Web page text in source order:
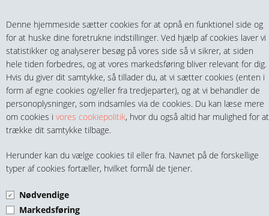
Denne hjemmeside sætter cookies for at opnå en funktionel side og
for at huske dine foretrukne indstillinger. Ved hjælp af cookies laver vi
statistikker og analyserer besøg på vores side så vi sikrer, at siden
hele tiden forbedres, og at vores markedsføring bliver relevant for dig.
Hvis du giver dit samtykke, så tillader du, at vi sætter cookies (enten i
form af egne cookies og/eller fra tredjeparter), og at vi behandler de
personoplysninger, som indsamles via de cookies. Du kan læse mere
om cookies i vores cookiepolitik, hvor du også altid har mulighed for at
trække dit samtykke tilbage.
Herunder kan du vælge cookies til eller fra. Navnet på de forskellige
typer af cookies fortæller, hvilket formål de tjener.
Nødvendige
Markedsføring
Teltech.dk 0 vare(r) i kurven
0,00 DKK
MENU
HANER & VENTILER
SLANGER, KOBLINGER & TILBEHØR
ITAP BUNDVENTIL TYPE
140